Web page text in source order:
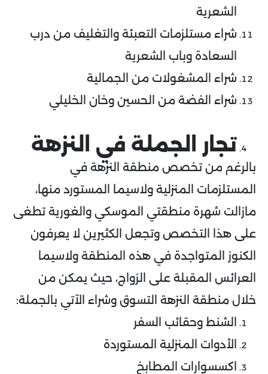
الشعرية
شراء مستلزمات التعبئة والتغليف من درب
السعادة وباب الشعرية
شراء المشغولات من الجمالية
شراء الفضة من الحسين وخان الخليلي
تجار الجملة في النزهة
بالرغم من تخصص منطقة النزهة في
المستلزمات المنزلية ولاسيما المستورد منها،
مازالت شهرة منطقتي الموسكي والغورية تطغى
على هذا التخصص وتجعل الكثيرين لا يعرفون
الكنوز المتواجدة في هذه المنطقة ولاسيما
العرائس المقبلة على الزواج، حيث يمكن من
خلال منطقة النزهة التسوق وشراء الآتي بالجملة:
الشنط وحقائب السفر
الأدوات المنزلية المستوردة
اكسسوارات المطابخ